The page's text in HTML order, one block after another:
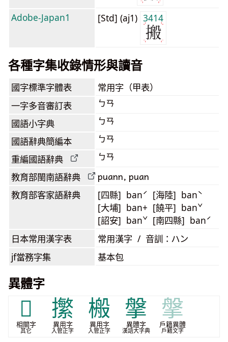
Adobe-Japan1 [Std] (aj1) 3414
各種字集收錄情形與讀音
國字標準字體表 常用字（甲表）
一字多音審訂表 ㄅㄢ
國語小字典 ㄅㄢ
國語辭典簡編本 ㄅㄢ
重編國語辭典 ㄅㄢ
教育部閩南語辭典 puann, puan
教育部客家語辭典
[四縣] banˊ [海陸] banˋ
[大埔] ban+ [饒平] banˇ
[詔安] banˇ [南四縣] banˊ
日本常用漢字表 常用漢字 / 音訓：ハン
jf當務字集 基本包
異體字
𰔙
相關字
其它
㩯
異用字
入管正字
㮽
異用字
入管正字
搫
異體字
漢語大字典
搫
戶籍異體
戶籍文字